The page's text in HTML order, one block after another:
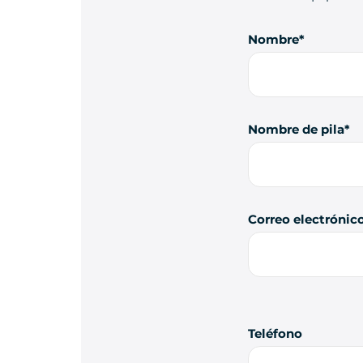
Nombre
Nombre de pila
Correo
Teléfono